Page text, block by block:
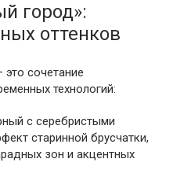
город»:
оттенков
сочетание
технологий:
с серебристыми
старинной брусчатки,
зон и акцентных